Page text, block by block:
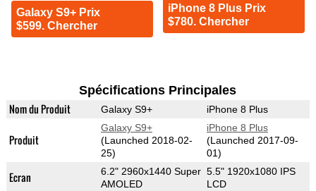
Galaxy S9+ Prix
$599. Chercher
iPhone 8 Plus Prix
$780. Chercher
Spécifications Principales
Nom du Produit Galaxy S9+ iPhone 8 Plus
Produit
Galaxy S9+
(Launched 2018-02-
25)
iPhone 8 Plus
(Launched 2017-09-
01)
Ecran
6.2" 2960x1440 Super
AMOLED
5.5" 1920x1080 IPS
LCD